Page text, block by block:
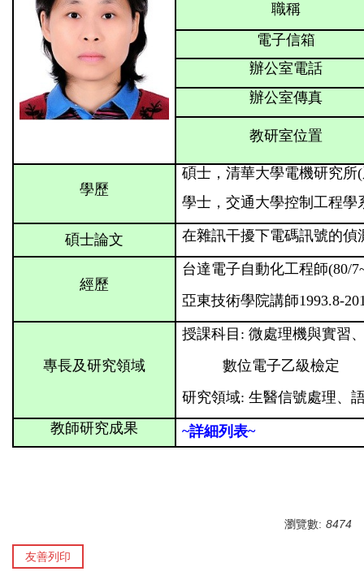
職稱
電子信箱
辦公室電話
辦公室傳真
教研室位置
學歷
碩士，清華大學電機研究所
學士，交通大學控制工程學
碩士論文 在雜訊干擾下電碼訊號的偵
經歷
台達電子自動化工程師(80/
亞東技術學院講師1993.8-
專長及研究領域
授課科目: 微處理機與實習
數位電子乙級檢定
研究領域: 生醫信號處理、
教師研究成果
~詳細列表~
瀏覽數: 8474
友善列印